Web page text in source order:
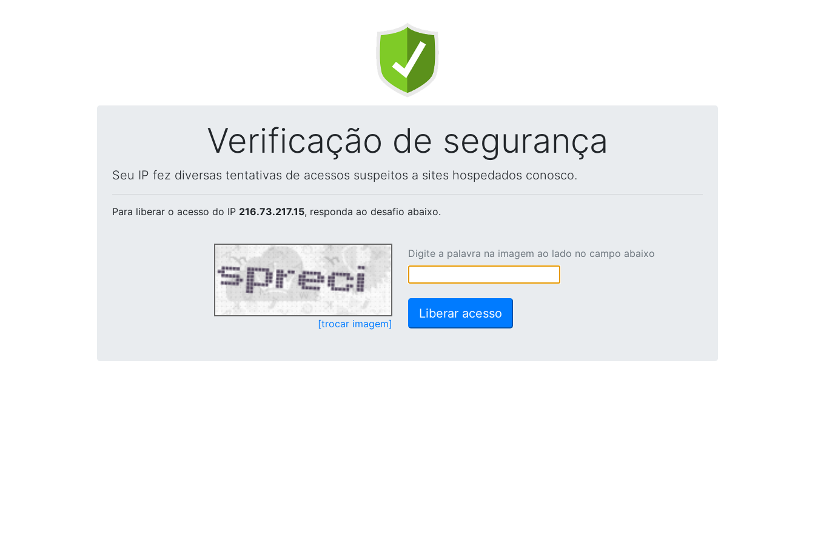
Verificação de segurança
Seu IP fez diversas tentativas de acessos suspeitos a sites hospedados conosco.
Para liberar o acesso do IP 216.73.217.15, responda ao desafio abaixo.
[trocar imagem]
Digite a palavra na imagem ao lado no campo abaixo